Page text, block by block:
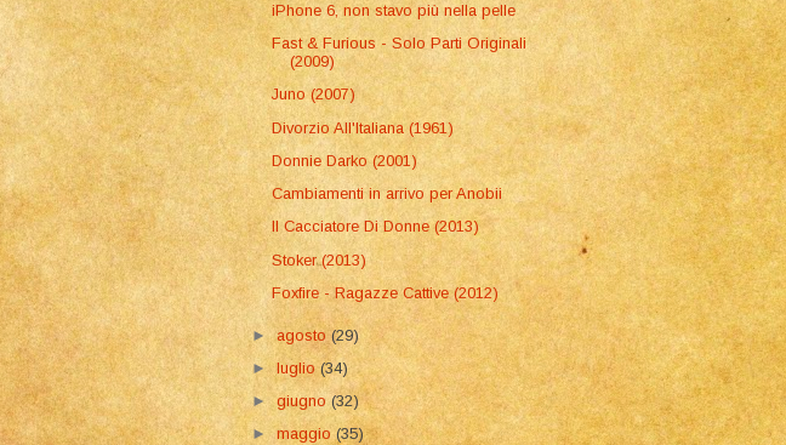
iPhone 6, non stavo più nella pelle
Fast & Furious - Solo Parti Originali
(2009)
Juno (2007)
Divorzio All'Italiana (1961)
Donnie Darko (2001)
Cambiamenti in arrivo per Anobii
Il Cacciatore Di Donne (2013)
Stoker (2013)
Foxfire - Ragazze Cattive (2012)
►agosto(29)
►luglio(34)
►giugno(32)
►maggio(35)